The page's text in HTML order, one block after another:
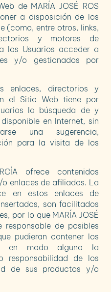
de MARÍA JOSÉ ROS
a disposición de los
(como, entre otros, links,
y motores de
los Usuarios acceder a
y/o gestionados por
enlaces, directorios y
el Sitio Web tiene por
la búsqueda de y
en Internet, sin
una sugerencia,
para la visita de los
ofrece contenidos
enlaces de afiliados. La
en estos enlaces de
son facilitados
por lo que MARÍA JOSÉ
responsable de posibles
pudieran contener los
en modo alguno la
responsabilidad de los
de sus productos y/o